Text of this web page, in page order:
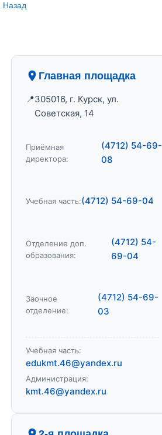
Назад
Главная площадка
305016, г. Курск, ул.
Советская, 14
Приёмная
директора:
(4712) 54-69-
08
Учебная часть:(4712) 54-69-04
Отделение доп.
образования:
(4712) 54-
69-04
Заочное
отделение:
(4712) 54-69-
03
Учебная часть:
edukmt.46@yandex.ru
Администрация:
kmt.46@yandex.ru